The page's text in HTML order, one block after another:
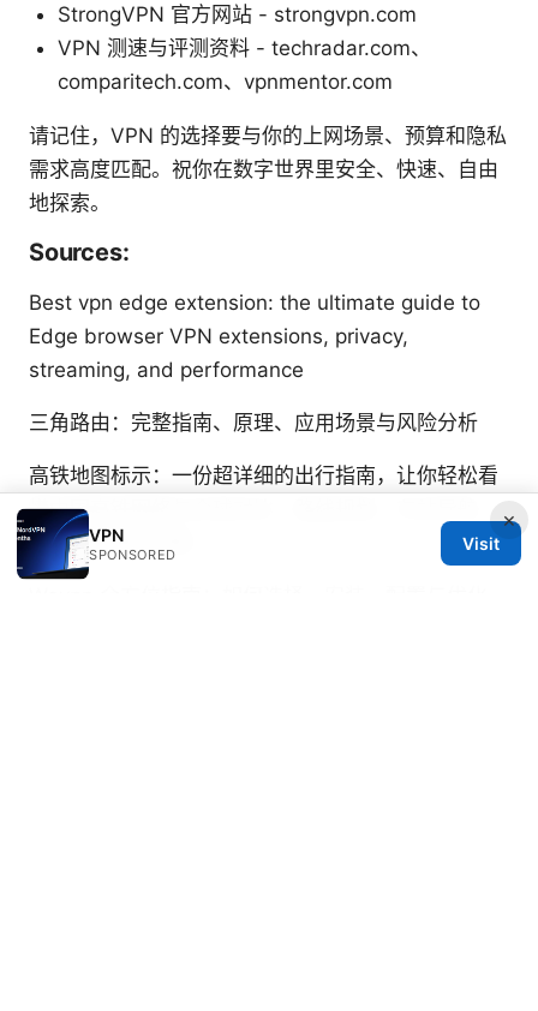
StrongVPN 官方网站 - strongvpn.com
VPN 测速与评测资料 - techradar.com、
comparitech.com、vpnmentor.com
请记住，VPN 的选择要与你的上网场景、预算和隐私
需求高度匹配。祝你在数字世界里安全、快速、自由
地探索。
Sources:
Best vpn edge extension: the ultimate guide to
Edge browser VPN extensions, privacy,
streaming, and performance
三角路由：完整指南、原理、应用场景与风险分析
高铁地图标示：一份超详细的出行指南，让你轻松看
懂中国高铁网络与全球对比、路线规划、车站导航、
时刻表与票务攻略
×
VPN
SPONSORED
Visit